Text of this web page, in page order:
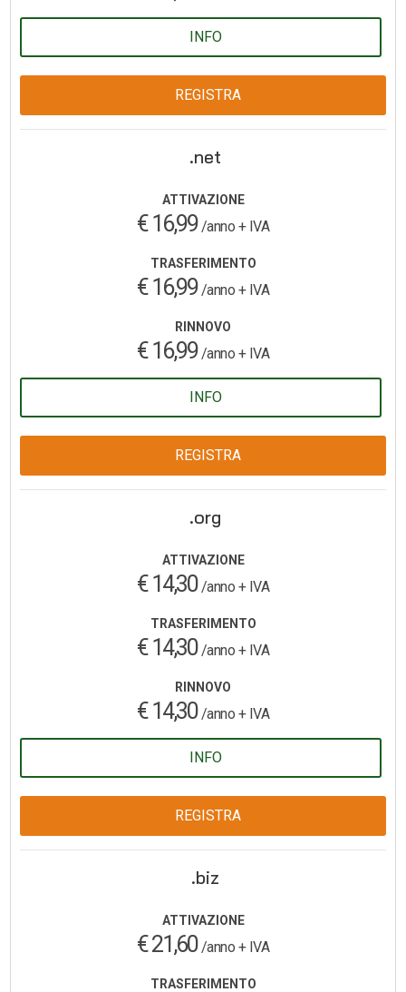
INFO
REGISTRA
.net
ATTIVAZIONE
€ 16,99/anno + IVA
TRASFERIMENTO
€ 16,99 /anno + IVA
RINNOVO
€ 16,99/anno + IVA
INFO
REGISTRA
.org
ATTIVAZIONE
€ 14,30/anno + IVA
TRASFERIMENTO
€ 14,30 /anno + IVA
RINNOVO
€ 14,30/anno + IVA
INFO
REGISTRA
.biz
ATTIVAZIONE
€ 21,60/anno + IVA
TRASFERIMENTO